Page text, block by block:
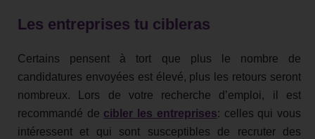
Les entreprises tu cibleras
Certains pensent à tort que plus le nombre de
candidatures envoyées est élevé, plus les retours seront
nombreux. Lors de votre recherche d’emploi, il est
recommandé de cibler les entreprises: celles qui vous
intéressent et qui sont susceptibles de recruter des